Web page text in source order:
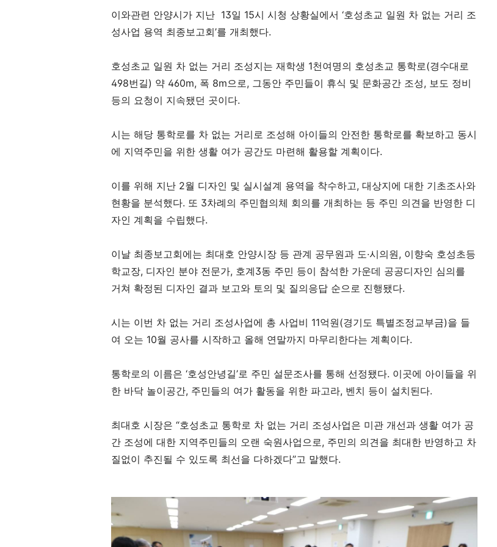
이와관련 안양시가 지난 13일 15시 시청 상황실에서 ‘호성초교 일원 차 없는 거리 조
성사업 용역 최종보고회’를 개최했다.
호성초교 일원 차 없는 거리 조성지는 재학생 1천여명의 호성초교 통학로(경수대로
498번길) 약 460m, 폭 8m으로, 그동안 주민들이 휴식 및 문화공간 조성, 보도 정비
등의 요청이 지속됐던 곳이다.
시는 해당 통학로를 차 없는 거리로 조성해 아이들의 안전한 통학로를 확보하고 동시
에 지역주민을 위한 생활 여가 공간도 마련해 활용할 계획이다.
이를 위해 지난 2월 디자인 및 실시설계 용역을 착수하고, 대상지에 대한 기초조사와
현황을 분석했다. 또 3차례의 주민협의체 회의를 개최하는 등 주민 의견을 반영한 디
자인 계획을 수립했다.
이날 최종보고회에는 최대호 안양시장 등 관계 공무원과 도·시의원, 이향숙 호성초등
학교장, 디자인 분야 전문가, 호계3동 주민 등이 참석한 가운데 공공디자인 심의를
거쳐 확정된 디자인 결과 보고와 토의 및 질의응답 순으로 진행됐다.
시는 이번 차 없는 거리 조성사업에 총 사업비 11억원(경기도 특별조정교부금)을 들
여 오는 10월 공사를 시작하고 올해 연말까지 마무리한다는 계획이다.
통학로의 이름은 ‘호성안녕길’로 주민 설문조사를 통해 선정됐다. 이곳에 아이들을 위
한 바닥 놀이공간, 주민들의 여가 활동을 위한 파고라, 벤치 등이 설치된다.
최대호 시장은 “호성초교 통학로 차 없는 거리 조성사업은 미관 개선과 생활 여가 공
간 조성에 대한 지역주민들의 오랜 숙원사업으로, 주민의 의견을 최대한 반영하고 차
질없이 추진될 수 있도록 최선을 다하겠다”고 말했다.